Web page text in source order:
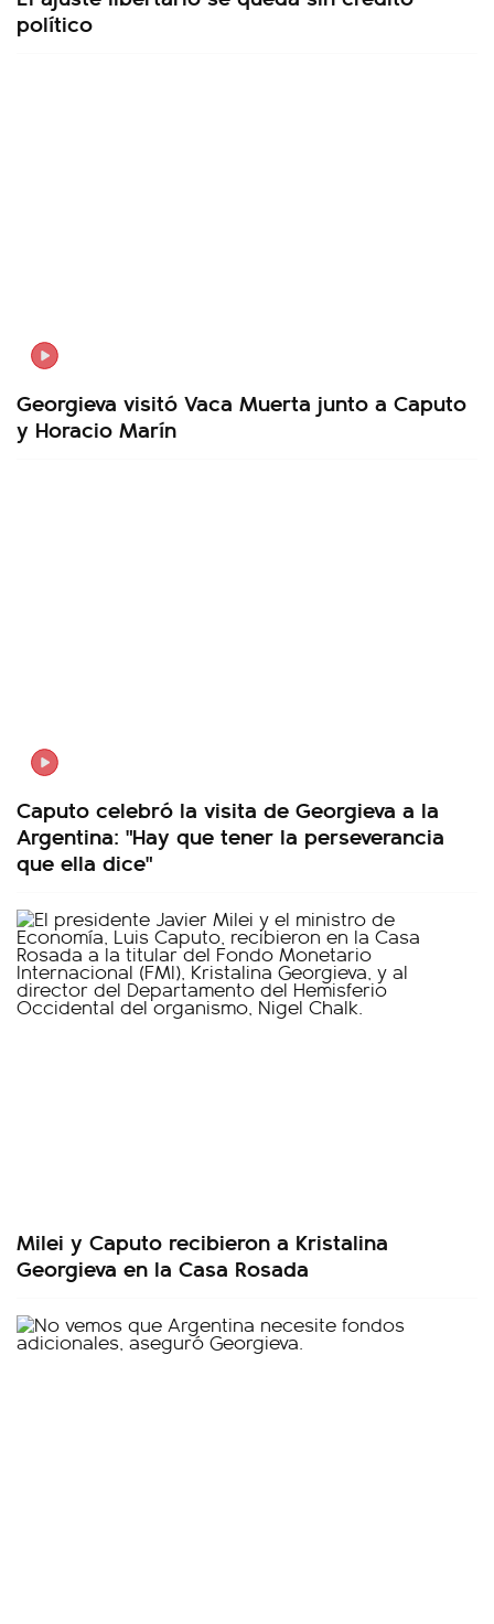
político
Georgieva visitó Vaca Muerta junto a Caputo
y Horacio Marín
Caputo celebró la visita de Georgieva a la
Argentina: "Hay que tener la perseverancia
que ella dice"
Milei y Caputo recibieron a Kristalina
Georgieva en la Casa Rosada